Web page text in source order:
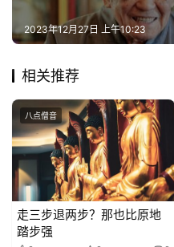
专
题
益
慈
善
佛
教
人
2023年12月27日 上午10:23
相关推荐
八点僧音
走三步退两步？那也比原地
踏步强